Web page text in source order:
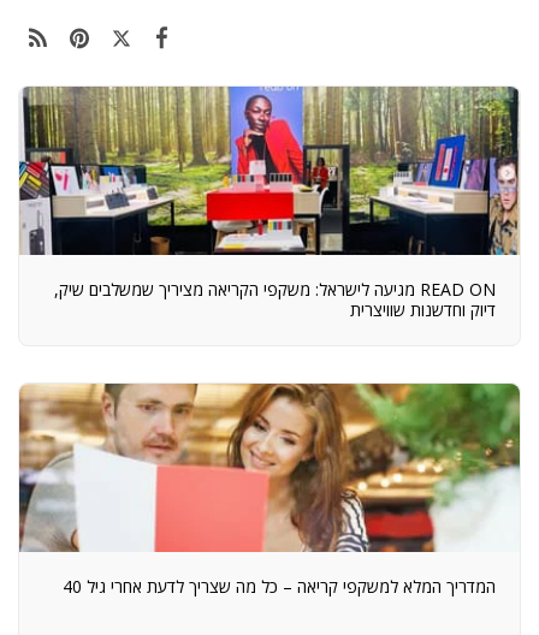
READ ON מגיעה לישראל: משקפי הקריאה מציריך שמשלבים שיק,
דיוק וחדשנות שוויצרית
המדריך המלא למשקפי קריאה – כל מה שצריך לדעת אחרי גיל 40